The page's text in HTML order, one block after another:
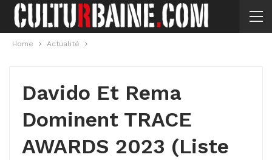
Home Actualité
Davido Et Rema
Dominent TRACE
AWARDS 2023 (liste